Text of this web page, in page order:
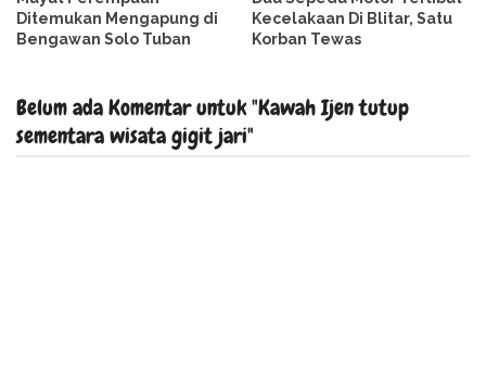
Ditemukan Mengapung di
Bengawan Solo Tuban
Kecelakaan Di Blitar, Satu
Korban Tewas
Belum ada Komentar untuk "Kawah Ijen tutup
sementara wisata gigit jari"